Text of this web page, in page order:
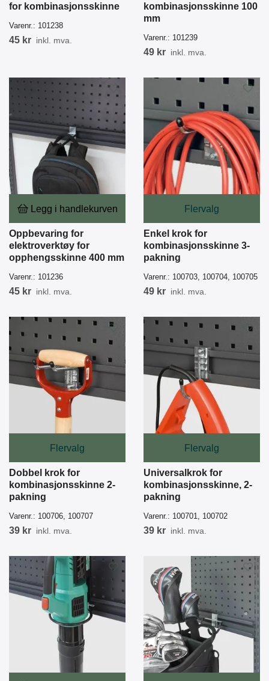
for kombinasjonsskinne
Varenr.: 101238
45 kr inkl. mva.
kombinasjonsskinne 100
mm
Varenr.: 101239
49 kr inkl. mva.
Legg i handlekurven
Oppbevaring for
elektroverktøy for
opphengsskinne 400 mm
Varenr.: 101236
45 kr inkl. mva.
Flervalg
Enkel krok for
kombinasjonsskinne 3-
pakning
Varenr.: 100703, 100704, 100705
49 kr inkl. mva.
Flervalg
Dobbel krok for
kombinasjonsskinne 2-
pakning
Varenr.: 100706, 100707
39 kr inkl. mva.
Flervalg
Universalkrok for
kombinasjonsskinne, 2-
pakning
Varenr.: 100701, 100702
39 kr inkl. mva.